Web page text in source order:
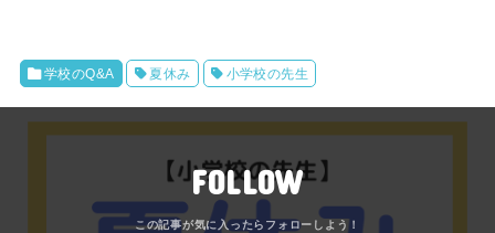
学校のQ&A 夏休み 小学校の先生
FOLLOW